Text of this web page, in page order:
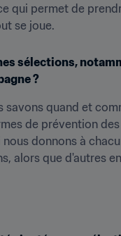
qui permet de
se joue.
sélections,
?
savons quand et
de prévention
donnons à
alors que d'autres